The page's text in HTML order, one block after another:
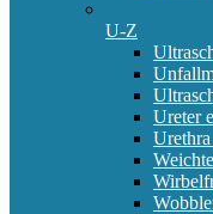
U-Z
Ureter